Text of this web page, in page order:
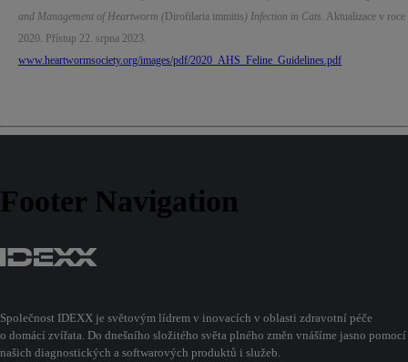
and Management of Heartworm (Dirofilaria immitis ) Infection in Cats. Aktualizace v roce
2020. Přístup 22. srpna 2023.
www.heartwormsociety.org/images/pdf/2020_AHS_Feline_Guidelines.pdf
Footer Navigation
Společnost IDEXX je světovým lídrem v inovacích v oblasti zdravotní péče
o domácí zvířata. Do dnešního složitého světa plného změn vnášíme jasno pomocí
našich diagnostických a softwarových produktů i služeb.